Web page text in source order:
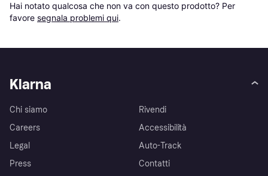
Hai notato qualcosa che non va con questo prodotto? Per
favore segnala problemi qui.
Klarna
Chi siamo
Careers
Legal
Press
Rivendi
Accessibilità
Auto-Track
Contatti